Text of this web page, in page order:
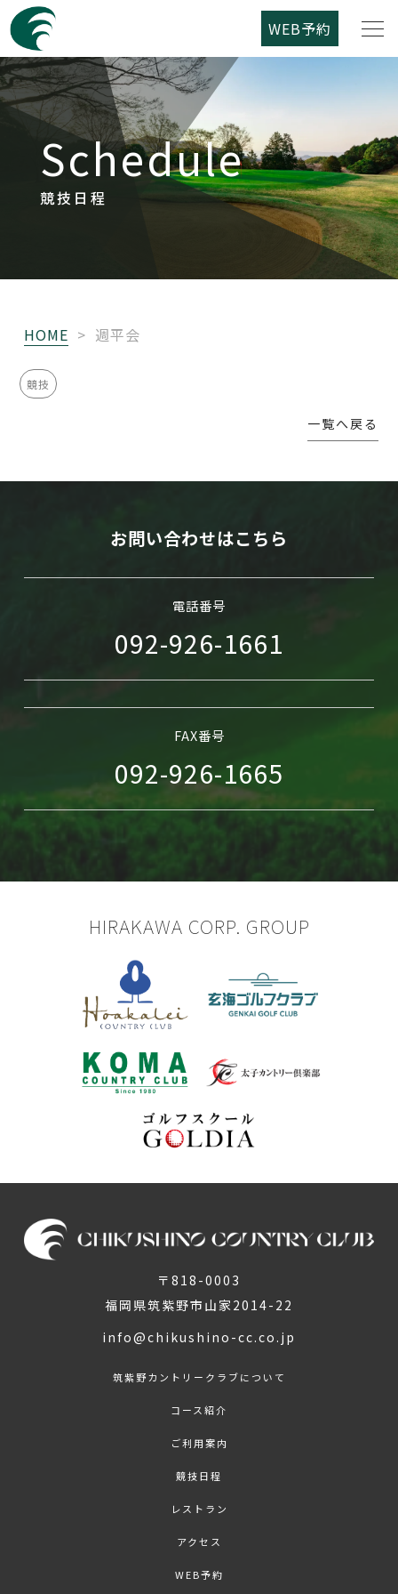
WEB予約
Schedule
競技日程
HOME > 週平会
競技
一覧へ戻る
お問い合わせはこちら
電話番号
092-926-1661
FAX番号
092-926-1665
HIRAKAWA CORP. GROUP
〒818-0003
福岡県筑紫野市山家2014-22
info@chikushino-cc.co.jp
筑紫野カントリークラブについて
コース紹介
ご利用案内
競技日程
レストラン
アクセス
WEB予約
筑紫野カントリークラブについて
コース紹介
ご利用案内
レストラン